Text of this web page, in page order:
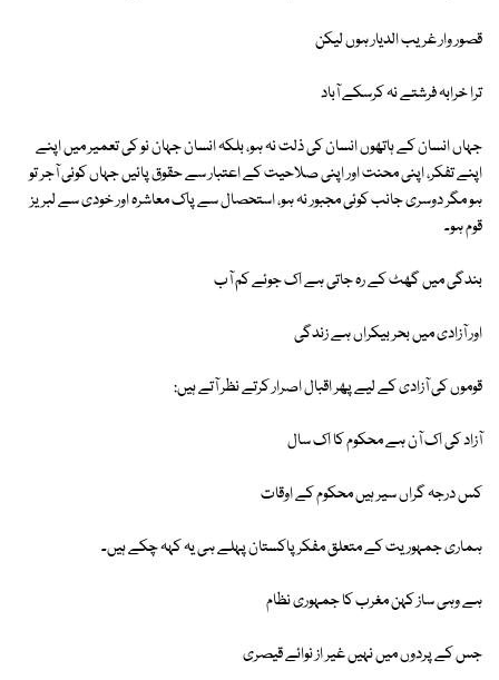
قصور وار غریب الدیار ہوں لیکن
ترا خرابہ فرشتے نہ کرسکے آباد
جہاں انسان کے ہاتھوں انسان کی ذلت نہ ہو، بلکہ انسان جہان نو کی تعمیر میں اپنے
اپنے تفکر، اپنی محنت اور اپنی صلاحیت کے اعتبار سے حقوق پائیں جہاں کوئی آجر تو
ہو مگر دوسری جانب کوئی مجبور نہ ہو، استحصال سے پاک معاشرہ اور خودی سے لبریز
قوم ہو۔
بندگی میں گھٹ کے رہ جاتی ہے اک جوئے کم آب
اور آزادی میں بحر بیکراں ہے زندگی
قوموں کی آزادی کے لیے پھر اقبال اصرار کرتے نظر آتے ہیں:
آزاد کی اک آن ہے محکوم کا اک سال
کس درجہ گراں سیر ہیں محکوم کے اوقات
ہماری جمہوریت کے متعلق مفکر پاکستان پہلے ہی یہ کہہ چکے ہیں۔
ہے وہی ساز کہن مغرب کا جمہوری نظام
جس کے پردوں میں نہیں غیر از نوائے قیصری